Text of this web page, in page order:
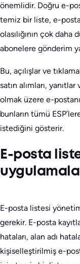
önemlidir. Doğru e-
temiz bir liste, e-
olasılığının çok
abonelere gönderim
Bu, açılışlar ve
satın alımları,
olmak üzere e-
bunların tümü
istediğini gösterir.
E-posta
E-posta listesi
gerekir. E-posta
hataları, alan adı
kişiselleştirilmiş e-